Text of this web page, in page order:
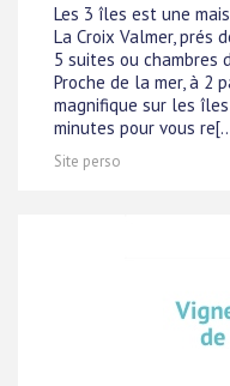
Les 3 îles est une
La Croix Valmer, prés
5 suites ou chambres
Proche de la mer, à 2
magnifique sur les
minutes pour vous
Site perso